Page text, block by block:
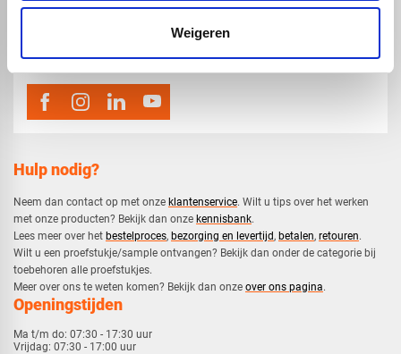
Weigeren
Hulp nodig?
Neem dan contact op met onze klantenservice. Wilt u tips over het werken
met onze producten? Bekijk dan onze kennisbank.
​Lees meer over het bestelproces, bezorging en levertijd, betalen, retouren.​
​Wilt u een proefstukje/sample ontvangen? Bekijk dan onder de categorie bij
toebehoren alle proefstukjes.
​​Meer over ons te weten komen? Bekijk dan onze over ons pagina.
Openingstijden
Ma t/m do: 07:30 - 17:30 uur
Vrijdag: 07:30 - 17:00 uur
map Veensesteeg 8, 4264 KG Veen
mail info@voskunststoffen.nl